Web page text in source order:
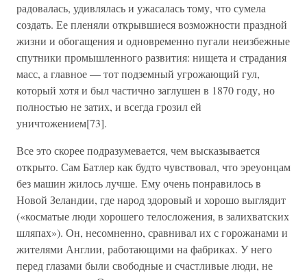
радовалась, удивлялась и ужасалась тому, что сумела
создать. Ее пленяли открывшиеся возможности праздной
жизни и обогащения и одновременно пугали неизбежные
спутники промышленного развития: нищета и страдания
масс, а главное — тот подземный угрожающий гул,
который хотя и был частично заглушен в 1870 году, но
полностью не затих, и всегда грозил ей
уничтожением[73].
Все это скорее подразумевается, чем высказывается
открыто. Сам Батлер как будто чувствовал, что эреуонцам
без машин жилось лучше. Ему очень понравилось в
Новой Зеландии, где народ здоровый и хорошо выглядит
(«косматые люди хорошего телосложения, в залихватских
шляпах»). Он, несомненно, сравнивал их с горожанами и
жителями Англии, работающими на фабриках. У него
перед глазами были свободные и счастливые люди, не